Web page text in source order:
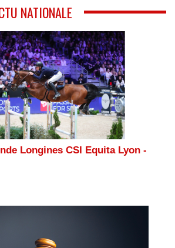
NATIONALE
Longines CSI Equita Lyon -